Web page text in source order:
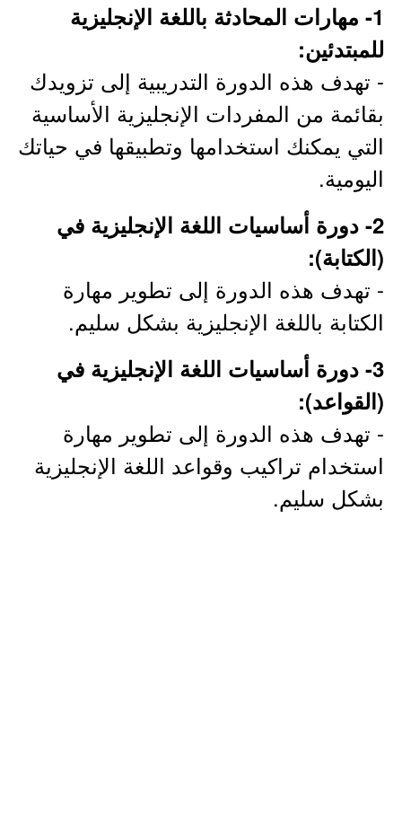
1- مهارات المحادثة باللغة الإنجليزية
للمبتدئين:
- تهدف هذه الدورة التدريبية إلى تزويدك
بقائمة من المفردات الإنجليزية الأساسية
التي يمكنك استخدامها وتطبيقها في حياتك
اليومية.
2- دورة أساسيات اللغة الإنجليزية في
(الكتابة):
- تهدف هذه الدورة إلى تطوير مهارة
الكتابة باللغة الإنجليزية بشكل سليم.
3- دورة أساسيات اللغة الإنجليزية في
(القواعد):
- تهدف هذه الدورة إلى تطوير مهارة
استخدام تراكيب وقواعد اللغة الإنجليزية
بشكل سليم.